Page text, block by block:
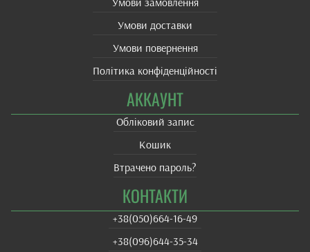
Умови доставки
Умови повернення
Політика конфіденційності
АККАУНТ
Обліковий запис
Кошик
Втрачено пароль?
КОНТАКТИ
+38(‎050)664-16-49
+38‎(096)644-35-34